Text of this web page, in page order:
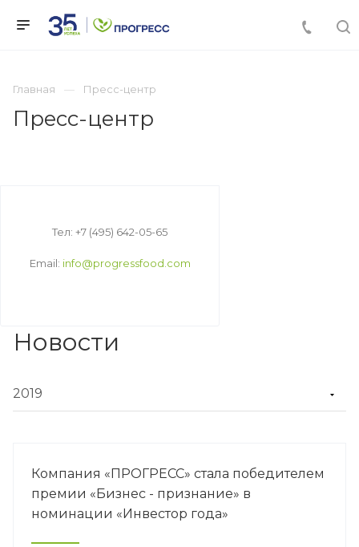
Главная Пресс-центр
Пресс-центр
Тел: +7 (495) 642-05-65
Email: info@progressfood.com
Новости
Компания «ПРОГРЕСС» стала победителем
премии «Бизнес - признание» в
номинации «Инвестор года»